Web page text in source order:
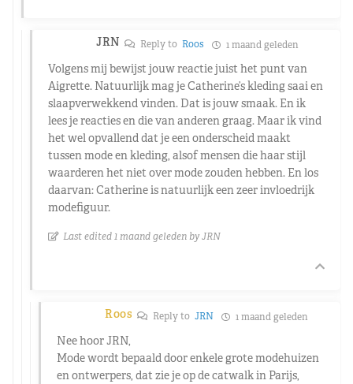
JRN Reply toRoos 1 maand geleden
Volgens mij bewijst jouw reactie juist het punt van
Aigrette. Natuurlijk mag je Catherine’s kleding saai en
slaapverwekkend vinden. Dat is jouw smaak. En ik
lees je reacties en die van anderen graag. Maar ik vind
het wel opvallend dat je een onderscheid maakt
tussen mode en kleding, alsof mensen die haar stijl
waarderen het niet over mode zouden hebben. En los
daarvan: Catherine is natuurlijk een zeer invloedrijk
modefiguur.
Last edited 1 maand geleden by JRN
Roos Reply to JRN 1 maand geleden
Nee hoor JRN,
Mode wordt bepaald door enkele grote modehuizen
en ontwerpers, dat zie je op de catwalk in Parijs,